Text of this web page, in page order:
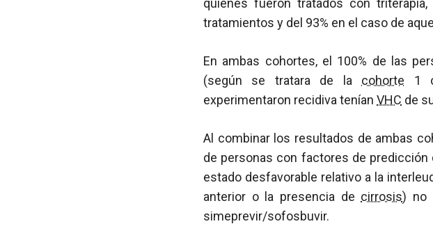
quienes fueron tratados con
tratamientos y del 93% en el caso de
En ambas cohortes, el 100% de las
(según se tratara de la cohorte 1
experimentaron recidiva tenían VHC de
Al combinar los resultados de ambas
de personas con factores de
estado desfavorable relativo a la
anterior o la presencia de cirrosis) no
simeprevir/sofosbuvir.